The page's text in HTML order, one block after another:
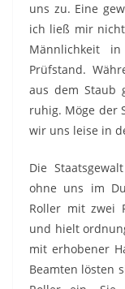
uns zu. Eine
ich ließ mir
Männlichkeit
Prüfstand.
aus dem Staub
ruhig. Möge der
wir uns leise in
Die
ohne uns im
Roller mit zwei
und hielt
mit erhobener
Beamten lösten